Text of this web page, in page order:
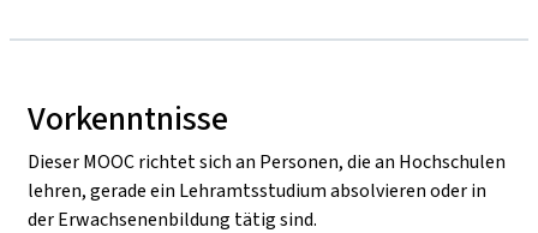
Vorkenntnisse
Dieser MOOC richtet sich an Personen, die an Hochschulen
lehren, gerade ein Lehramtsstudium absolvieren oder in
der Erwachsenenbildung tätig sind.